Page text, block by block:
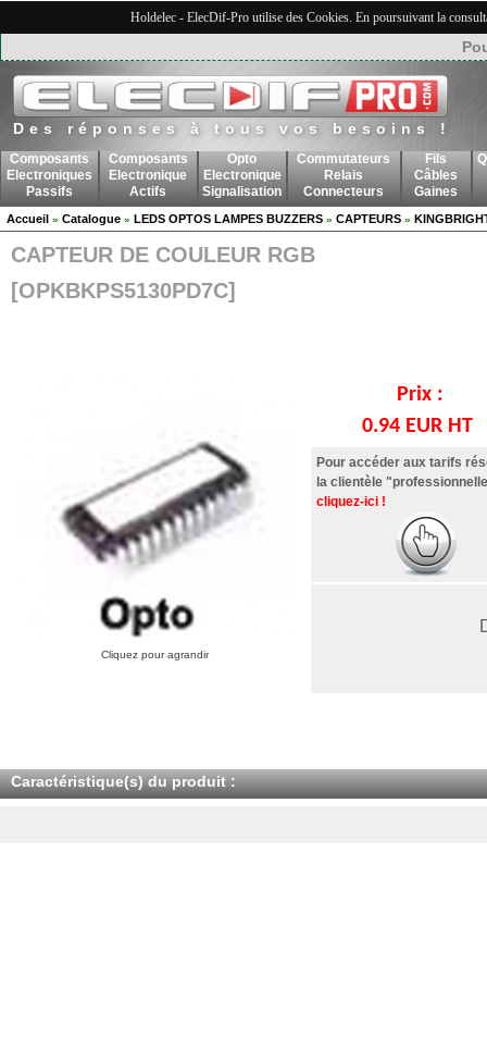
Holdelec - ElecDif-Pro utilise des Cookies. En poursuivant la
Des réponses à tous vos besoins !
Composants
Electroniques
Passifs
Composants
Electronique
Actifs
Opto
Electronique
Signalisation
Commutateurs
Relais
Connecteurs
Fils
Câbles
Gaines
Accueil » Catalogue » LEDS OPTOS LAMPES BUZZERS » CAPTEURS »
CAPTEUR DE COULEUR RGB
[OPKBKPS5130PD7C]
Cliquez pour agrandir
Prix :
0.94 EUR HT
Pour accéder aux tarifs
la clientèle
cliquez-ici !
Caractéristique(s) du produit :